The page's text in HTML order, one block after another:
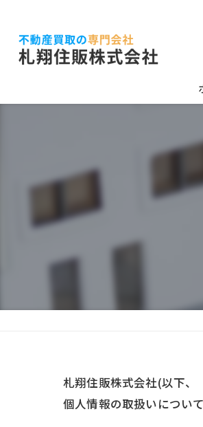
札翔住販株式会社(以下、
個人情報の取扱いについ